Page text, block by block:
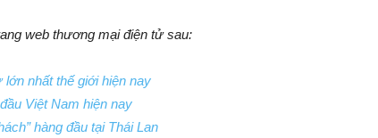
web thương mại điện tử sau:
nhất thế giới hiện nay
Việt Nam hiện nay
hàng đầu tại Thái Lan